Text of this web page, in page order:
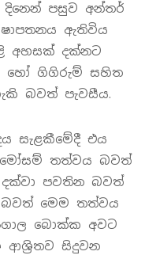
දිනෙන් පසුව අන්තර්
ඇතිවිය
අහසක් දක්නට
හෝ ගිගිරුම් සහිත
බවත් පැවසීය.
සැළකීමේදී එය
මෝසම් තත්වය බවත්
පවතින බවත්
බවත් මෙම තත්වය
බොක්ක අවට
ආශ්‍රිතව සිදුවන